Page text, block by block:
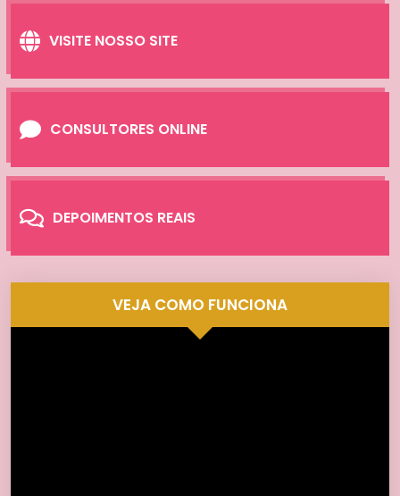
VISITE NOSSO SITE
CONSULTORES ONLINE
DEPOIMENTOS REAIS
VEJA COMO FUNCIONA